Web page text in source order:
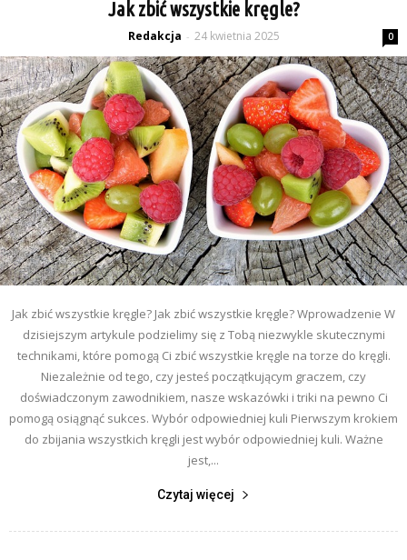
Jak zbić wszystkie kręgle?
Redakcja - 24 kwietnia 2025 0
Jak zbić wszystkie kręgle? Jak zbić wszystkie kręgle? Wprowadzenie W
dzisiejszym artykule podzielimy się z Tobą niezwykle skutecznymi
technikami, które pomogą Ci zbić wszystkie kręgle na torze do kręgli.
Niezależnie od tego, czy jesteś początkującym graczem, czy
doświadczonym zawodnikiem, nasze wskazówki i triki na pewno Ci
pomogą osiągnąć sukces. Wybór odpowiedniej kuli Pierwszym krokiem
do zbijania wszystkich kręgli jest wybór odpowiedniej kuli. Ważne
jest,...
Czytaj więcej